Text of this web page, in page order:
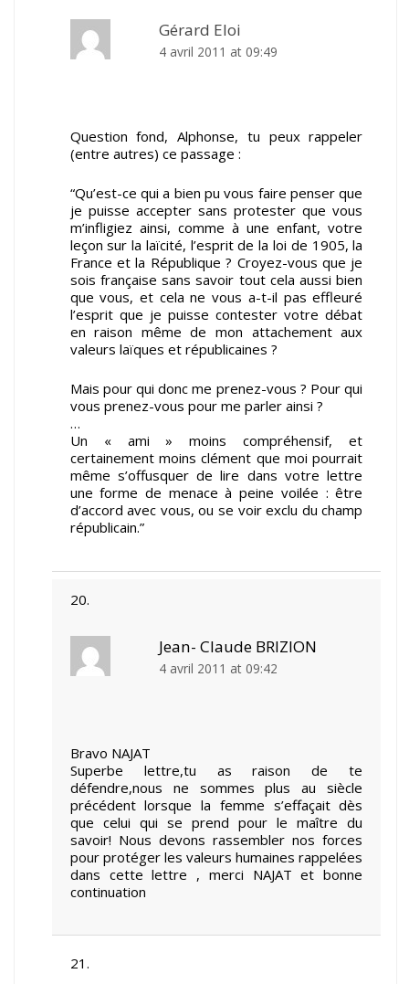
Gérard Eloi
4 avril 2011 at 09:49
Question fond, Alphonse, tu peux rappeler
(entre autres) ce passage :
“Qu’est-ce qui a bien pu vous faire penser que
je puisse accepter sans protester que vous
m’infligiez ainsi, comme à une enfant, votre
leçon sur la laïcité, l’esprit de la loi de 1905, la
France et la République ? Croyez-vous que je
sois française sans savoir tout cela aussi bien
que vous, et cela ne vous a-t-il pas effleuré
l’esprit que je puisse contester votre débat
en raison même de mon attachement aux
valeurs laïques et républicaines ?
Mais pour qui donc me prenez-vous ? Pour qui
vous prenez-vous pour me parler ainsi ?
…
Un « ami » moins compréhensif, et
certainement moins clément que moi pourrait
même s’offusquer de lire dans votre lettre
une forme de menace à peine voilée : être
d’accord avec vous, ou se voir exclu du champ
républicain.”
Jean- Claude BRIZION
4 avril 2011 at 09:42
Bravo NAJAT
Superbe lettre,tu as raison de te
défendre,nous ne sommes plus au siècle
précédent lorsque la femme s’effaçait dès
que celui qui se prend pour le maître du
savoir! Nous devons rassembler nos forces
pour protéger les valeurs humaines rappelées
dans cette lettre , merci NAJAT et bonne
continuation